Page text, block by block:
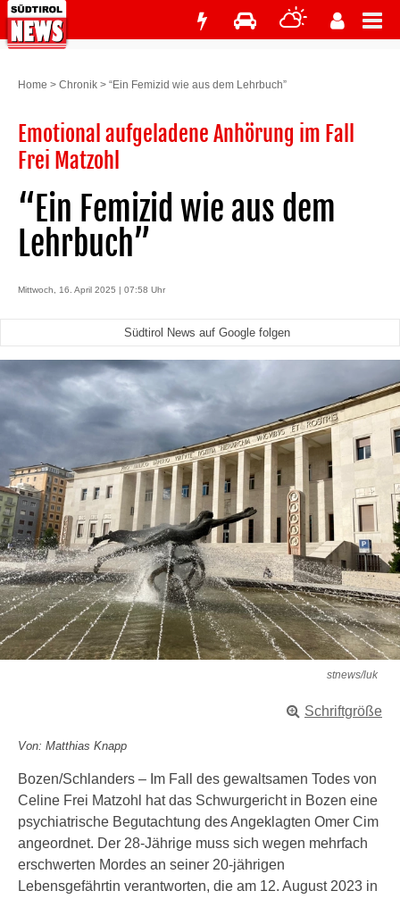
Home > Chronik > “Ein Femizid wie aus dem Lehrbuch”
Emotional aufgeladene Anhörung im Fall
Frei Matzohl
“Ein Femizid wie aus dem
Lehrbuch”
Mittwoch, 16. April 2025 | 07:58 Uhr
Südtirol News auf Google folgen
stnews/luk
Schriftgröße
Von: Matthias Knapp
Bozen/Schlanders – Im Fall des gewaltsamen Todes von
Celine Frei Matzohl hat das Schwurgericht in Bozen eine
psychiatrische Begutachtung des Angeklagten Omer Cim
angeordnet. Der 28-Jährige muss sich wegen mehrfach
erschwerten Mordes an seiner 20-jährigen
Lebensgefährtin verantworten, die am 12. August 2023 in